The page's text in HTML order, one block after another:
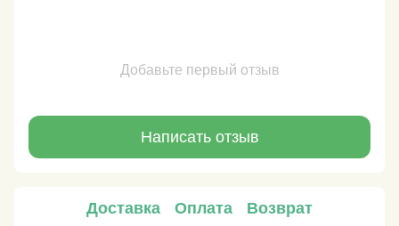
Добавьте первый отзыв
Написать отзыв
Доставка Оплата Возврат